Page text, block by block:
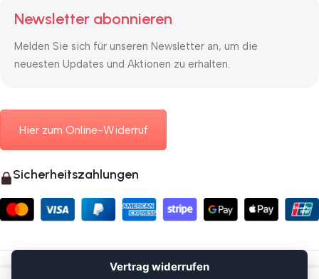
Newsletter abonnieren
Melden Sie sich für unseren Newsletter an, um die
neuesten Updates und Aktionen zu erhalten.
Hier zum Online-Widerruf
Sicherheitszahlungen
© 2026 Mauerkasten24.de
Vertrag widerrufen
Vertrag widerrufen